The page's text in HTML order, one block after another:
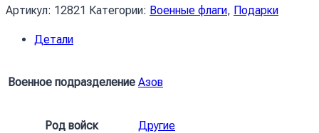
Прапор
«АЗОВ»
жовтий
Артикул: 12821 Категории: Военные флаги, Подарки
Детали
Военное подразделение Азов
Род войск Другие